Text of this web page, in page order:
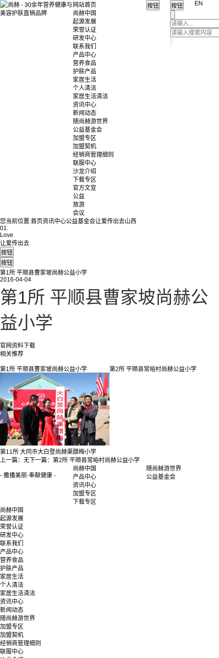
网站首页
尚赫中国
起源发展
荣誉认证
研发中心
联系我们
产品中心
营养食品
护肤产品
家居生活
个人清洁
家居生活清洁
资讯中心
新闻动态
随尚赫游世界
公益基金会
加盟专区
加盟契机
经销商管理细则
联服中心
沙龙介绍
下载专区
官方文宣
公益
旅游
会议
EN
您当前位置:首页资讯中心公益基金会让爱传出去山西
01.
Love
让爱传出去
第1所 平顺县曹家坡尚赫公益小学
2016-04-04
第1所 平顺县曹家坡尚赫公
益小学
官网资料下载
相关推荐
第1所 平顺县曹家坡尚赫公益小学 第2所 平顺县常峪村尚赫公益小学
第11所 大同市大白登尚赫渠腊梅小学
上一篇： 无 下一篇： 第2所 平顺县常峪村尚赫公益小学
- 撒播美丽·奉献健康 -
尚赫中国
产品中心
资讯中心
加盟专区
下载专区
随尚赫游世界
公益基金会
尚赫中国
起源发展
荣誉认证
研发中心
联系我们
产品中心
营养食品
护肤产品
家居生活
个人清洁
家居生活清洁
资讯中心
新闻动态
随尚赫游世界
加盟专区
加盟契机
经销商管理细则
联服中心